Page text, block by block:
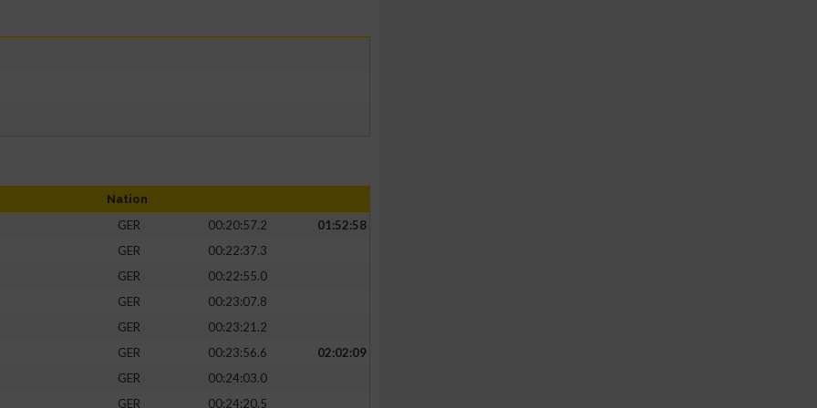
Nation
GER 00:20:57.2
01:52:58
GER
00:22:37.3
GER
00:22:55.0
GER
00:23:07.8
GER
00:23:21.2
GER
00:23:56.6
02:02:09
GER
00:24:03.0
GER
00:24:20.5